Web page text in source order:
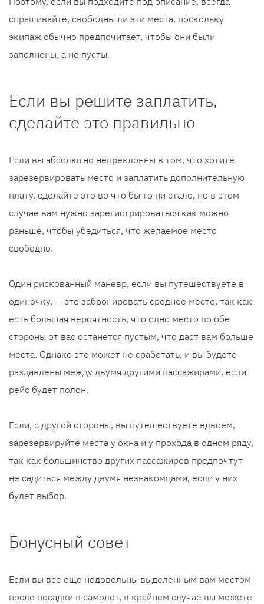
спрашивайте, свободны ли эти места, поскольку
экипаж обычно предпочитает, чтобы они были
заполнены, а не пусты.
Если вы решите заплатить,
сделайте это правильно
Если вы абсолютно непреклонны в том, что хотите
зарезервировать место и заплатить дополнительную
плату, сделайте это во что бы то ни стало, но в этом
случае вам нужно зарегистрироваться как можно
раньше, чтобы убедиться, что желаемое место
свободно.
Один рискованный маневр, если вы путешествуете в
одиночку, — это забронировать среднее место, так как
есть большая вероятность, что одно место по обе
стороны от вас останется пустым, что даст вам больше
места. Однако это может не сработать, и вы будете
раздавлены между двумя другими пассажирами, если
рейс будет полон.
Если, с другой стороны, вы путешествуете вдвоем,
зарезервируйте места у окна и у прохода в одном ряду,
так как большинство других пассажиров предпочтут
не садиться между двумя незнакомцами, если у них
будет выбор.
Бонусный совет
Если вы все еще недовольны выделенным вам местом
после посадки в самолет, в крайнем случае вы можете